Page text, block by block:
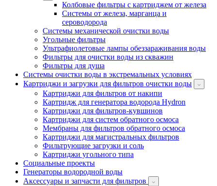
Колбовые фильтры с картриджем от железа
Системы от железа, марганца и
сероводорода
Системы механической очистки воды
Угольные фильтры
Ультрафиолетовые лампы обеззараживания воды
Фильтры для очистки воды из скважин
Фильтры для душа
Системы очистки воды в экстремальных условиях
Картриджи и загрузки для фильтров очистки воды
Картриджи для фильтров от накипи
Картридж для генератора водорода Hydron
Картриджи для фильтров-кувшинов
Картриджи для систем обратного осмоса
Мембраны для фильтров обратного осмоса
Картриджи для магистральных фильтров
Фильтрующие загрузки и соль
Картриджи угольного типа
Социальные проекты
Генераторы водородной воды
Аксессуары и запчасти для фильтров